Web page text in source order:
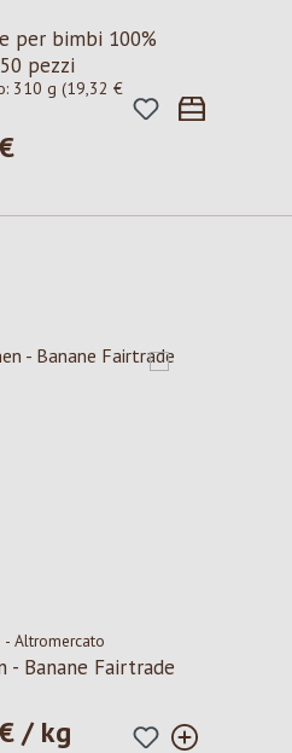
per bimbi 100%
pezzi
310 g(19,32 €
- Altromercato
- Banane Fairtrade
/ kg